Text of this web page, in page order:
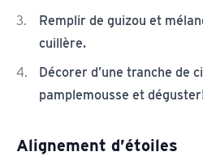
Remplir de guizou et
cuillère.
Décorer d’une tranche de
pamplemousse et
Alignement d’étoiles